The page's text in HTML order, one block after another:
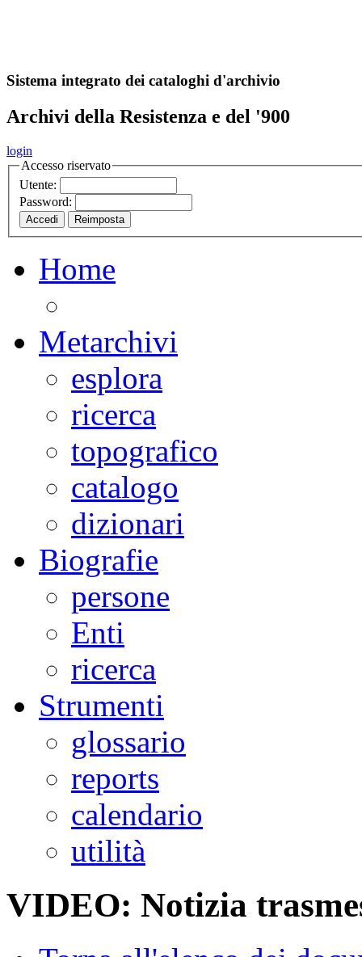
Sistema integrato dei cataloghi d'archivio
Archivi della Resistenza e del '900
login
Accesso riservato
Utente:
Password:
Home
Metarchivi
esplora
ricerca
topografico
catalogo
dizionari
Biografie
persone
Enti
ricerca
Strumenti
glossario
reports
calendario
utilità
VIDEO: Notizia